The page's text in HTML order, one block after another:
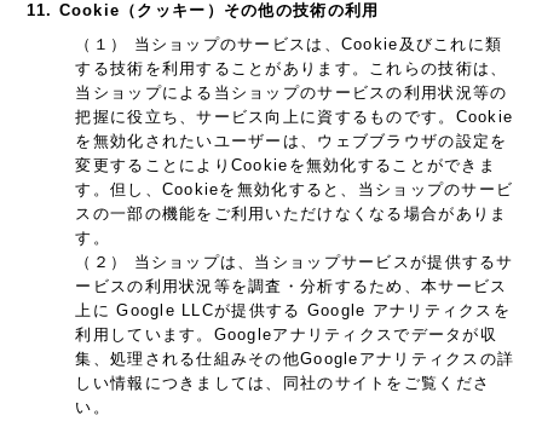
11. Cookie（クッキー）その他の技術の利用
（１） 当ショップのサービスは、Cookie及びこれに類
する技術を利用することがあります。これらの技術は、
当ショップによる当ショップのサービスの利用状況等の
把握に役立ち、サービス向上に資するものです。Cookie
を無効化されたいユーザーは、ウェブブラウザの設定を
変更することによりCookieを無効化することができま
す。但し、Cookieを無効化すると、当ショップのサービ
スの一部の機能をご利用いただけなくなる場合がありま
す。
（２） 当ショップは、当ショップサービスが提供するサ
ービスの利用状況等を調査・分析するため、本サービス
上に Google LLCが提供する Google アナリティクスを
利用しています。Googleアナリティクスでデータが収
集、処理される仕組みその他Googleアナリティクスの詳
しい情報につきましては、同社のサイトをご覧くださ
い。